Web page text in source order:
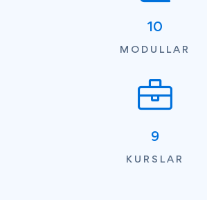
10
MODULLAR
9
KURSLAR